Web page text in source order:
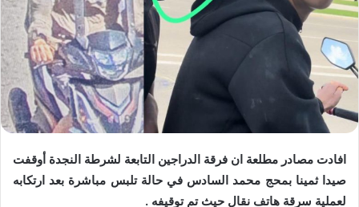
افادت مصادر مطلعة ان فرقة الدراجين التابعة لشرطة النجدة أوقفت
صيدا ثمينا بمحج محمد السادس في حالة تلبس مباشرة بعد ارتكابه
لعملية سرقة هاتف نقال حيث تم توقيفه .